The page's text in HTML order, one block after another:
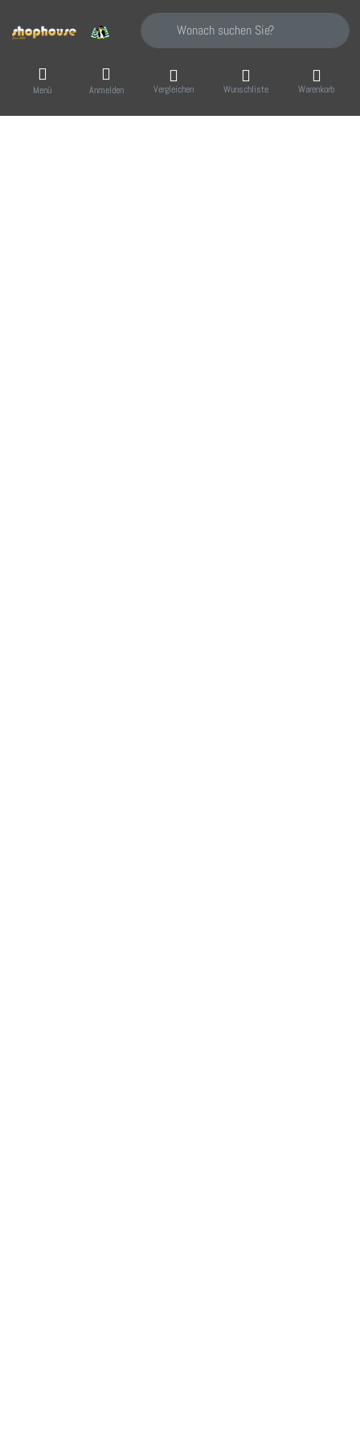
Geben Sie einen Suchbegriff ein. Während
Menü Anmelden Vergleichen Wunschliste Warenkorb